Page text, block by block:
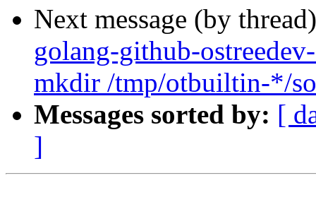
Next message (by
golang-github-
mkdir /tmp/otbuiltin-*/
Messages sorted by: [
]